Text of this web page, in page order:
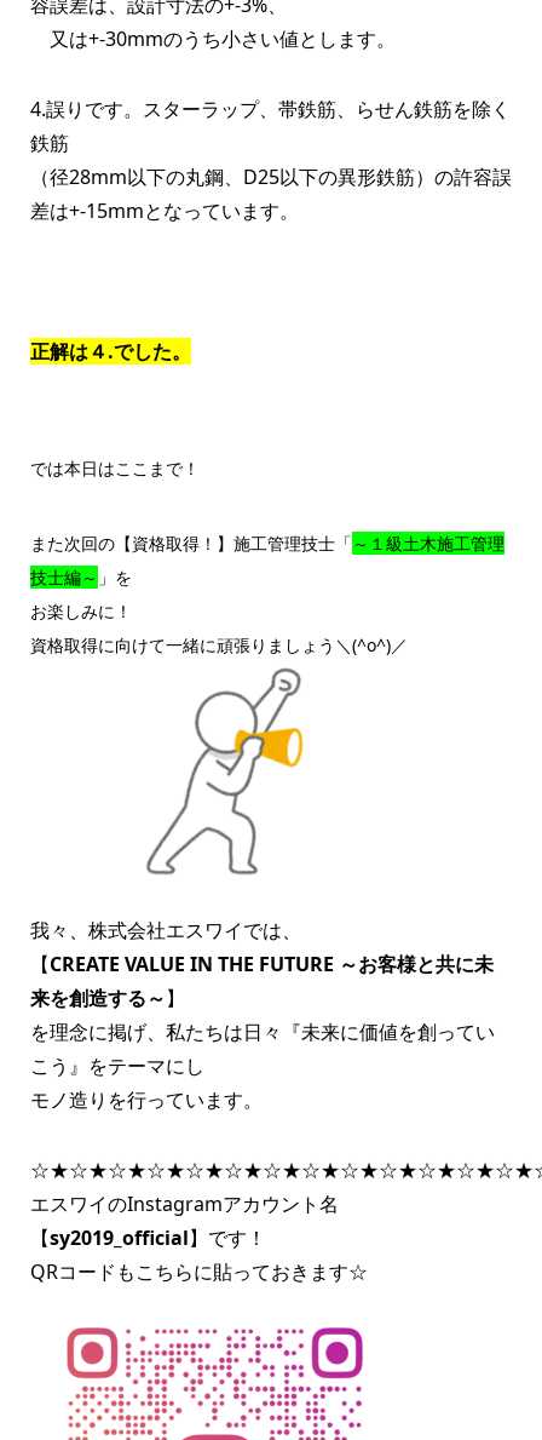
容誤差は、設計寸法の+-3%、
又は+-30mmのうち小さい値とします。
4.誤りです。スターラップ、帯鉄筋、らせん鉄筋を除く
鉄筋
（径28mm以下の丸鋼、D25以下の異形鉄筋）の許容誤
差は+-15mmとなっています。
正解は４.でした。
では本日はここまで！
また次回の【資格取得！】施工管理技士「 ～１級土木施工管理
技士編～ 」を
お楽しみに！
資格取得に向けて一緒に頑張りましょう＼(^o^)／
我々、株式会社エスワイでは、
【CREATE VALUE IN THE FUTURE ～お客様と共に未
来を創造する～】
を理念に掲げ、私たちは日々『未来に価値を創ってい
こう』をテーマにし
モノ造りを行っています。
エスワイのInstagramアカウント名
【sy2019_official】です！
QRコードもこちらに貼っておきます☆